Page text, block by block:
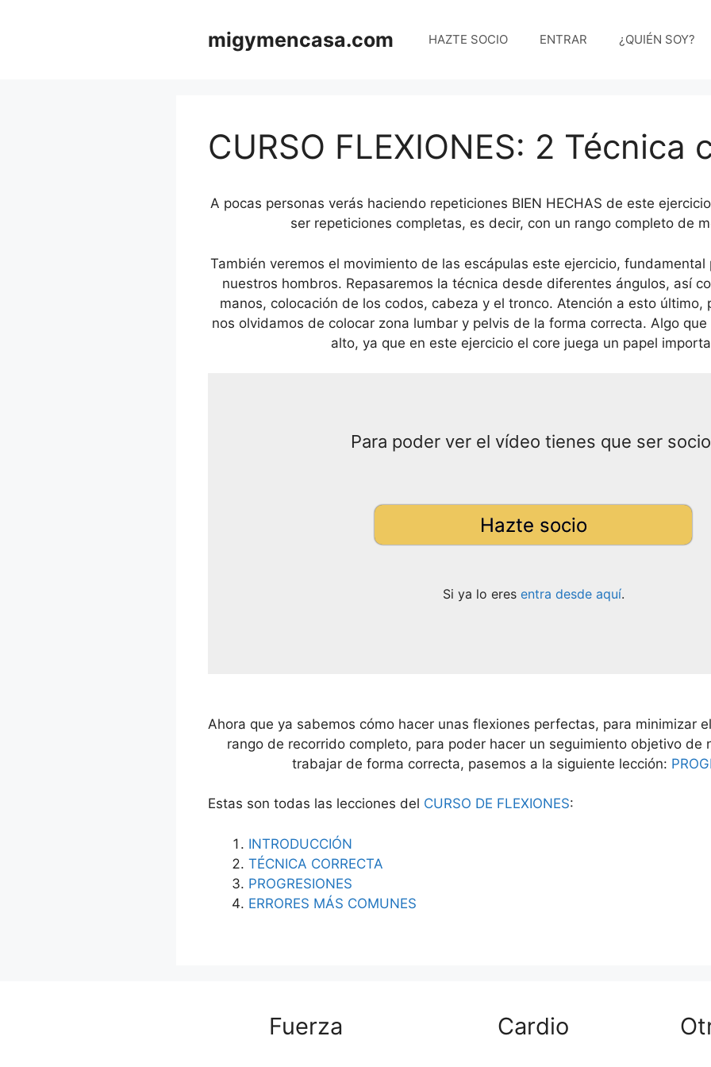
migymencasa.com HAZTE SOCIO ENTRAR ¿QUIÉN SOY?
CURSO FLEXIONES: 2 Técnica
A pocas personas verás haciendo repeticiones BIEN HECHAS de este
ser repeticiones completas, es decir, con un rango completo de
También veremos el movimiento de las escápulas este ejercicio,
nuestros hombros. Repasaremos la técnica desde diferentes ángulos, así
manos, colocación de los codos, cabeza y el tronco. Atención a esto último,
nos olvidamos de colocar zona lumbar y pelvis de la forma correcta. Algo
alto, ya que en este ejercicio el core juega un papel
Para poder ver el vídeo tienes que ser
Hazte socio
Si ya lo eres entra desde aquí.
Ahora que ya sabemos cómo hacer unas flexiones perfectas, para minimizar
rango de recorrido completo, para poder hacer un seguimiento objetivo de
trabajar de forma correcta, pasemos a la siguiente lección:
Estas son todas las lecciones del CURSO DE FLEXIONES:
INTRODUCCIÓN
TÉCNICA CORRECTA
PROGRESIONES
ERRORES MÁS COMUNES
Fuerza Cardio